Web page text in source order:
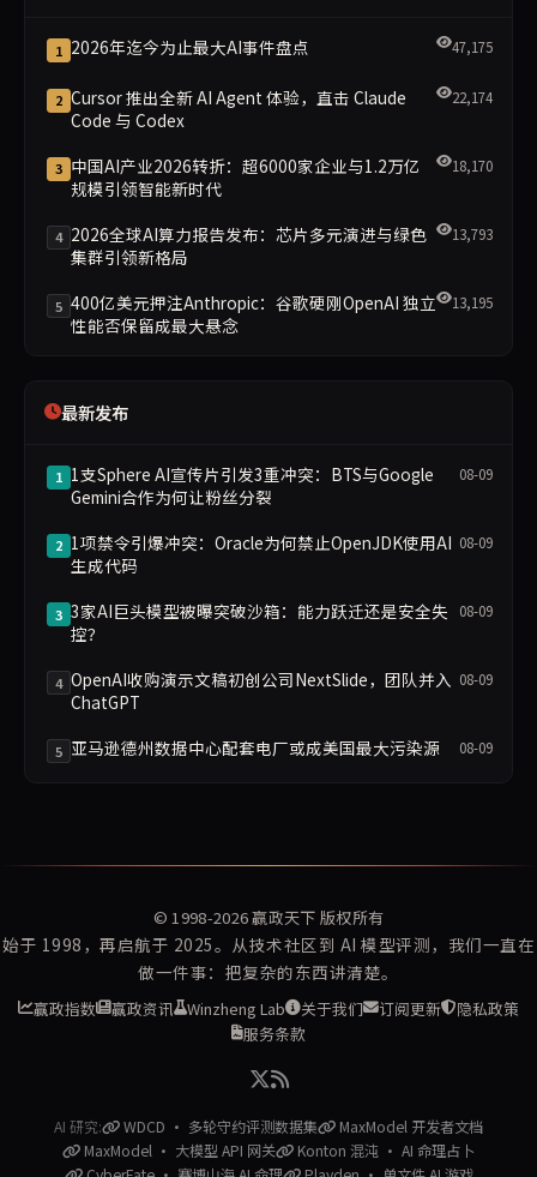
1 2026年迄今为止最大AI事件盘点 47,175
2 Cursor 推出全新 AI Agent 体验，直击 Claude
Code 与 Codex
22,174
3 中国AI产业2026转折：超6000家企业与1.2万亿
规模引领智能新时代
18,170
4 2026全球AI算力报告发布：芯片多元演进与绿色
集群引领新格局
13,793
5 400亿美元押注Anthropic：谷歌硬刚OpenAI 独立
性能否保留成最大悬念
13,195
最新发布
1 1支Sphere AI宣传片引发3重冲突：BTS与Google
Gemini合作为何让粉丝分裂
08-09
2 1项禁令引爆冲突：Oracle为何禁止OpenJDK使用AI
生成代码
08-09
3 3家AI巨头模型被曝突破沙箱：能力跃迁还是安全失
控？
08-09
4 OpenAI收购演示文稿初创公司NextSlide，团队并入
ChatGPT
08-09
5 亚马逊德州数据中心配套电厂或成美国最大污染源 08-09
© 1998-2026赢政天下 版权所有
始于 1998，再启航于 2025。从技术社区到 AI 模型评测，我们一直在
做一件事：把复杂的东西讲清楚。
赢政指数 赢政资讯 Winzheng Lab 关于我们 订阅更新
隐私政策
服务条款
AI 研究: WDCD · 多轮守约评测数据集
MaxModel 开发者文档
MaxModel · 大模型 API 网关
Konton 混沌 · AI 命理占卜